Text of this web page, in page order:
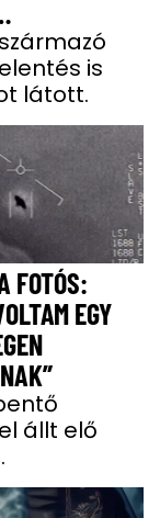
is
látott.
FOTÓS:
EGY
állt elő